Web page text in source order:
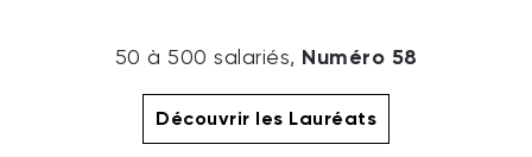
50 à 500 salariés, Numéro 58
Découvrir les Lauréats